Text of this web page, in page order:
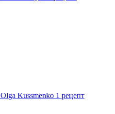
Olga Kussmenko 1 рецепт